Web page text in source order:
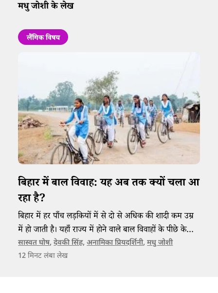
मधु जोशी के लेख
लैंगिक विषय
बिहार में बाल विवाह: यह अब तक क्यों चला आ
रहा है?
बिहार में हर पाँच लड़कियों में से दो से अधिक की शादी कम उम्र
में हो जाती है। यहाँ राज्य में होने वाले बाल विवाहों के पीछे के
कारणों के बारे में बताया गया है साथ ही इस प्रथा में कमी लाने
वाले कुछ तरीकों के बारे में भी बात की गई है।
सास्वत घोष,देवकी सिंह,अनामिका प्रियदर्शिनी,मधु जोशी
12 मिनट लंबा लेख